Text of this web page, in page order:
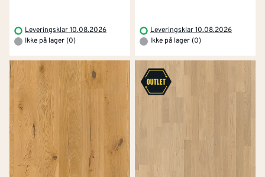
Leveringsklar 10.08.2026
Ikke på lager (0)
Leveringsklar 10.08.2026
Ikke på lager (0)